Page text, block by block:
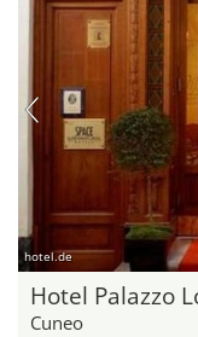
hotel.de
Hotel Palazzo
Cuneo